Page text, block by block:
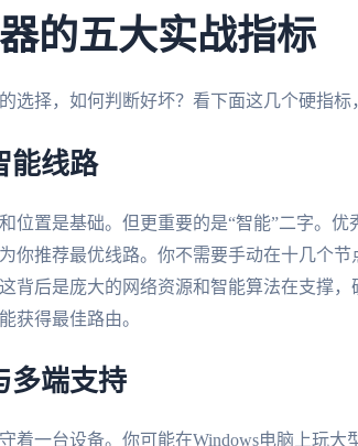
的五大实战指标
选择，如何判断好坏？看下面这几个硬指标
能线路
位置是基础。但更重要的是“智能”二字。
你推荐最优线路。你不需要手动在十几个
背后是庞大的网络资源和智能算法在支撑
获得最佳路由。
多端支持
着一台设备。你可能在Windows电脑上玩大